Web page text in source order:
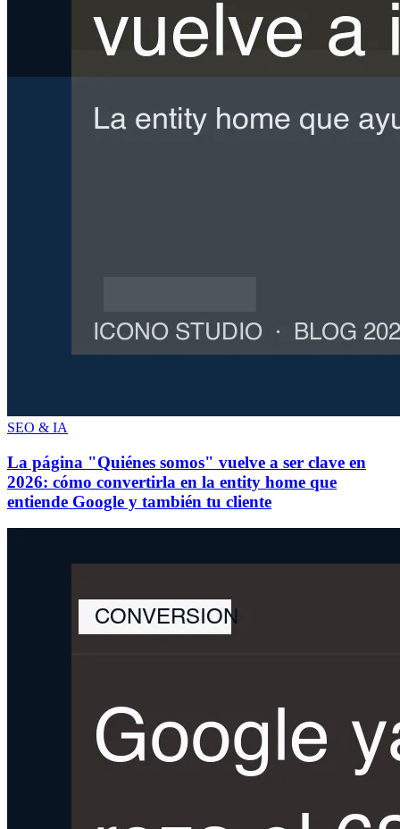
SEO & IA
La página "Quiénes somos" vuelve a ser clave en
2026: cómo convertirla en la entity home que
entiende Google y también tu cliente